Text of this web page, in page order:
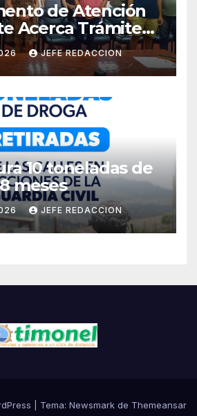
de Atención
Acerca Trámite
a
de Lázaro
JEFE REDACCION
10 toneladas de
meses
JEFE REDACCION
Tema: Newsmark de Themeansar